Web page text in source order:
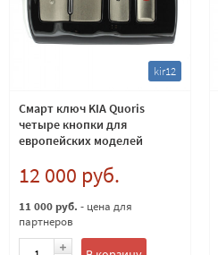
kir12
Смарт ключ KIA Quoris
четыре кнопки для
европейских моделей
12 000 руб.
11 000 руб. - цена для
партнеров